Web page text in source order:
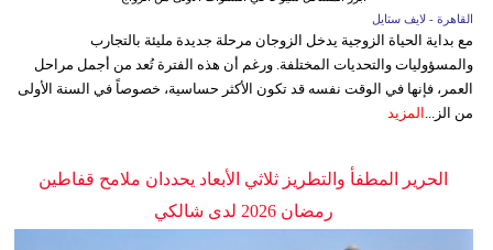
القاهرة - لايف ستايل
مع بداية الحياة الزوجية يدخل الزوجان مرحلة جديدة مليئة بالتجارب
والمسؤوليات والتحديات المختلفة. ورغم أن هذه الفترة تُعد من أجمل مراحل
العمر، فإنها في الوقت نفسه قد تكون الأكثر حساسية، خصوصاً في السنة الأولى
من الز... المزيد
الحرير المطفأ والتطريز ثلاثي الأبعاد يحددان ملامح قفاطين
رمضان 2026 لدى شالكي